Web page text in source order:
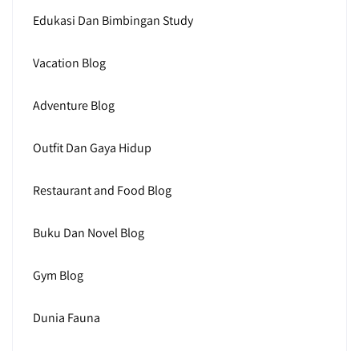
Edukasi Dan Bimbingan Study
Vacation Blog
Adventure Blog
Outfit Dan Gaya Hidup
Restaurant and Food Blog
Buku Dan Novel Blog
Gym Blog
Dunia Fauna